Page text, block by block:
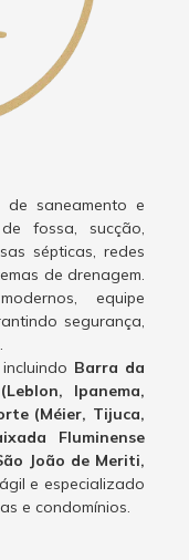
de saneamento e
fossa, sucção,
sépticas, redes
de drenagem.
equipe
segurança,
Barra da
Ipanema,
(Méier, Tijuca,
Fluminense
João de Meriti,
e especializado
e condomínios.